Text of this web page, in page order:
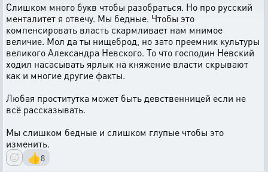
Слишком много букв чтобы разобраться. Но про русский
менталитет я отвечу. Мы бедные. Чтобы это
компенсировать власть скармливает нам мнимое
величие. Мол да ты нищеброд, но зато преемник культуры
великого Александра Невского. То что господин Невский
ходил насасывать ярлык на княжение власти скрывают
как и многие другие факты.
Любая проститутка может быть девственницей если не
всё рассказывать.
Мы слишком бедные и слишком глупые чтобы это
изменить.
👍8